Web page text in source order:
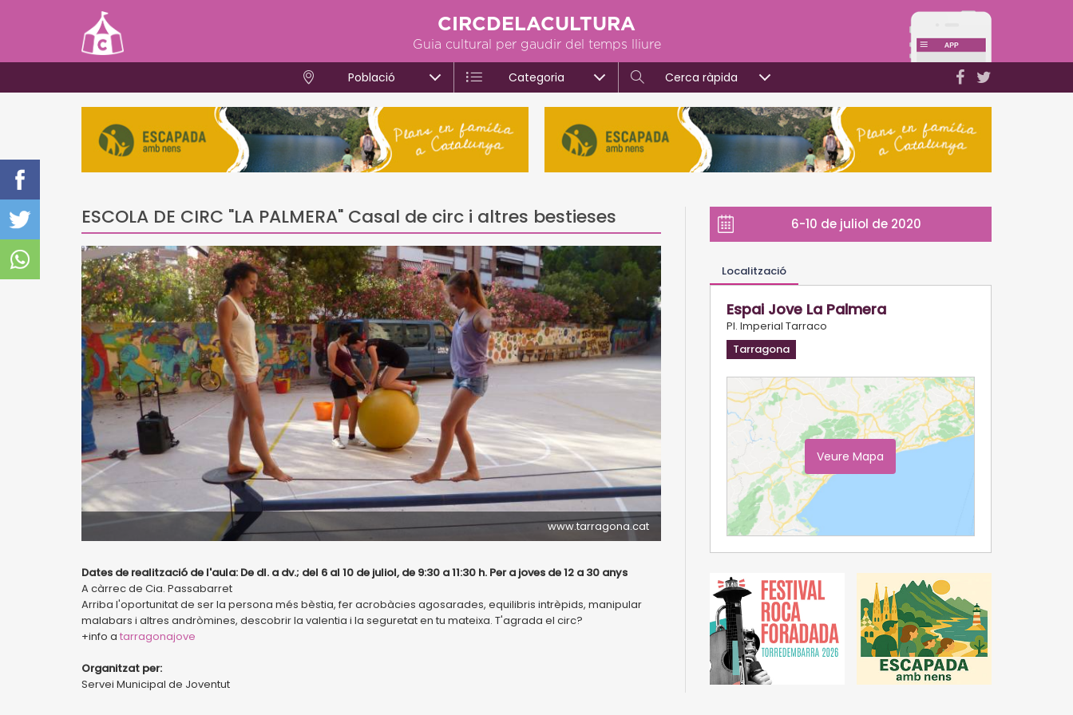
CIRCDELACULTURA
Guia cultural per gaudir del temps lliure
Població Categoria Cerca ràpida
ESCOLA DE CIRC "LA PALMERA" Casal de circ i altres bestieses
www.tarragona.cat
Dates de realització de l'aula: De dl. a dv.; del 6 al 10 de juliol, de 9:30 a 11:30 h. Per a joves de 12 a 30 anys
A càrrec de Cia. Passabarret
Arriba l'oportunitat de ser la persona més bèstia, fer acrobàcies agosarades, equilibris intrèpids, manipular
malabars i altres andròmines, descobrir la valentia i la seguretat en tu mateixa. T'agrada el circ?
+info a tarragonajove
Organitzat per:
Servei Municipal de Joventut
6-10 de juliol de 2020
Localització
Espai Jove La Palmera
Pl. Imperial Tarraco
Tarragona
Veure Mapa